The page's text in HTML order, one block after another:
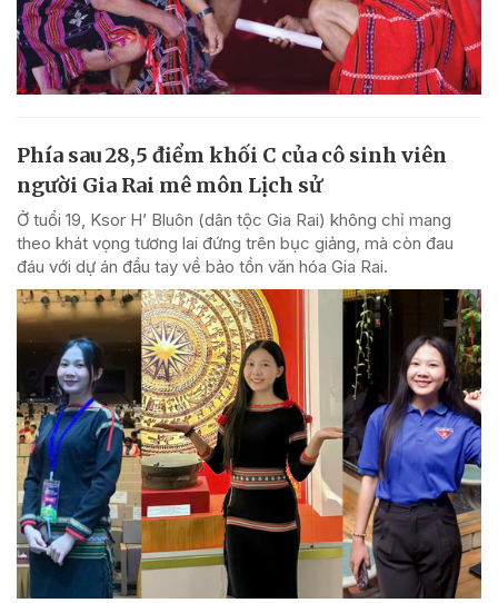
Phía sau 28,5 điểm khối C của cô sinh viên
người Gia Rai mê môn Lịch sử
Ở tuổi 19, Ksor H’ Bluôn (dân tộc Gia Rai) không chỉ mang
theo khát vọng tương lai đứng trên bục giảng, mà còn đau
đáu với dự án đầu tay về bảo tồn văn hóa Gia Rai.